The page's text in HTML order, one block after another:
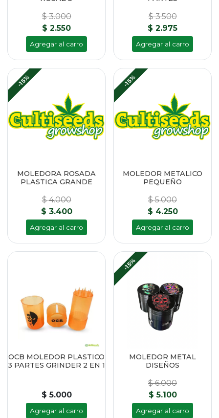
$ 3.000
$ 2.550
Agregar al carro
$ 3.500
$ 2.975
Agregar al carro
-15%
MOLEDORA ROSADA
PLASTICA GRANDE
$ 4.000
$ 3.400
Agregar al carro
-15%
MOLEDOR METALICO
PEQUEÑO
$ 5.000
$ 4.250
Agregar al carro
OCB MOLEDOR PLASTICO
3 PARTES GRINDER 2 EN 1
$ 5.000
Agregar al carro
-15%
MOLEDOR METAL
DISEÑOS
$ 6.000
$ 5.100
Agregar al carro